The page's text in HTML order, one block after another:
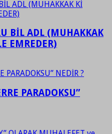
BİL ADL (MUHAKKAK
EMREDER)
PARADOKSU”